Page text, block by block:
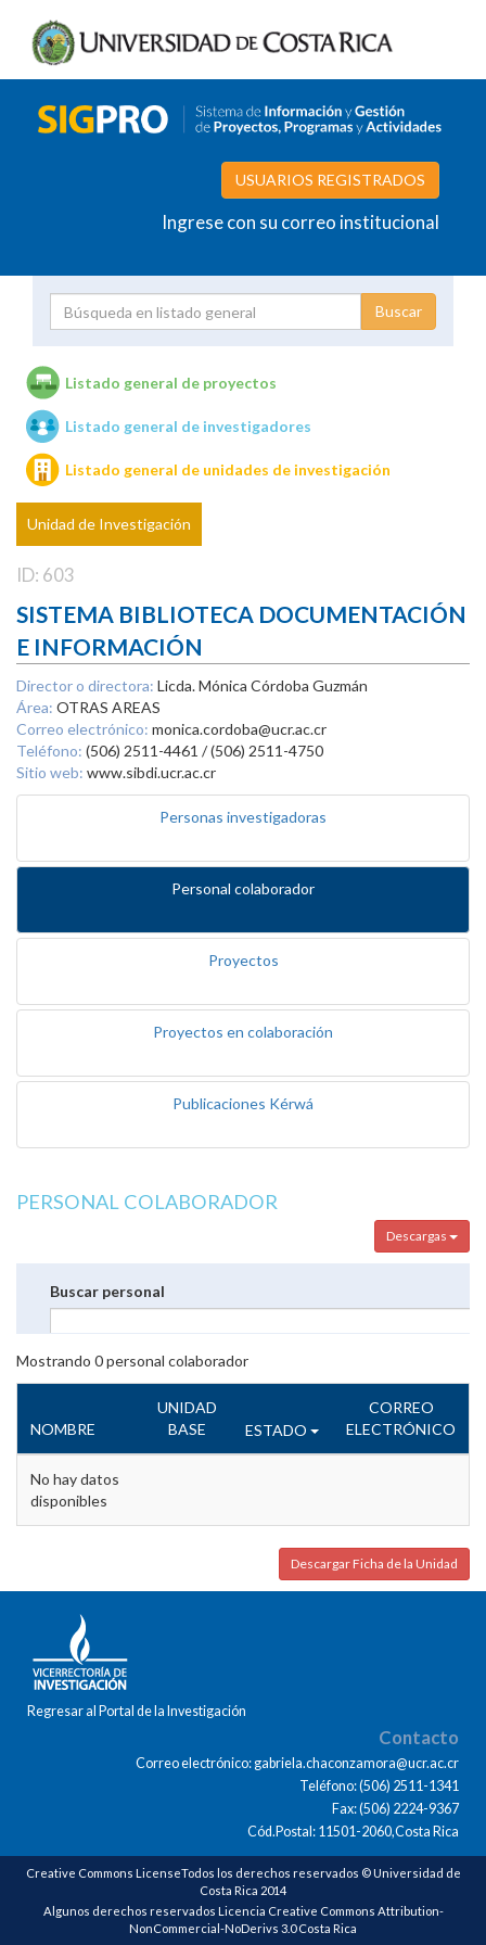
USUARIOS REGISTRADOS
Ingrese con su correo institucional
Unidades de investigación
Listado general de proyectos
Listado general de investigadores
Listado general de unidades de investigación
Unidad de Investigación
ID: 603
SISTEMA BIBLIOTECA DOCUMENTACIÓN
E INFORMACIÓN
Director o directora: Licda. Mónica Córdoba Guzmán
Área: OTRAS AREAS
Correo electrónico: monica.cordoba@ucr.ac.cr
Teléfono: (506) 2511-4461 / (506) 2511-4750
Sitio web: www.sibdi.ucr.ac.cr
Personas investigadoras
Personal colaborador
Proyectos
Proyectos en colaboración
Publicaciones Kérwá
PERSONAL COLABORADOR
Descargas
Buscar personal
Mostrando 0personal colaborador
NOMBRE
UNIDAD
BASE
ESTADO
CORREO
ELECTRÓNICO
No hay datos
disponibles
Descargar Ficha de la Unidad
Regresar al Portal de la Investigación
Contacto
Correo electrónico: gabriela.chaconzamora@ucr.ac.cr
Teléfono: (506) 2511-1341
Fax: (506) 2224-9367
Cód.Postal: 11501-2060,Costa Rica
Creative Commons LicenseTodos los derechos reservados © Universidad de
Costa Rica 2014
Algunos derechos reservados Licencia Creative Commons Attribution-
NonCommercial-NoDerivs 3.0 Costa Rica